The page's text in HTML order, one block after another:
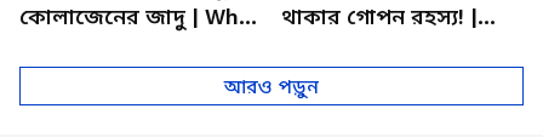
কোলাজেনের জাদু | What
থাকার গোপন রহস্য! |
Bengali | Foods
আরও পড়ুন